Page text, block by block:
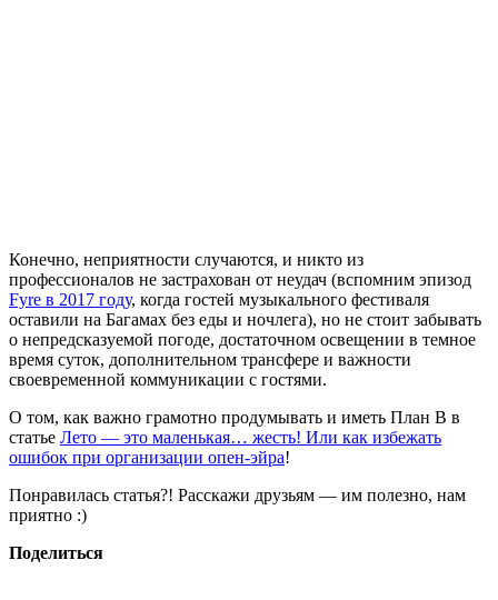
Конечно, неприятности случаются, и никто из
профессионалов не застрахован от неудач (вспомним эпизод
Fyre в 2017 году, когда гостей музыкального фестиваля
оставили на Багамах без еды и ночлега), но не стоит забывать
о непредсказуемой погоде, достаточном освещении в темное
время суток, дополнительном трансфере и важности
своевременной коммуникации с гостями.
О том, как важно грамотно продумывать и иметь План В в
статье Лето — это маленькая… жесть! Или как избежать
ошибок при организации опен-эйра!
Понравилась статья?! Расскажи друзьям — им полезно, нам
приятно :)
Поделиться